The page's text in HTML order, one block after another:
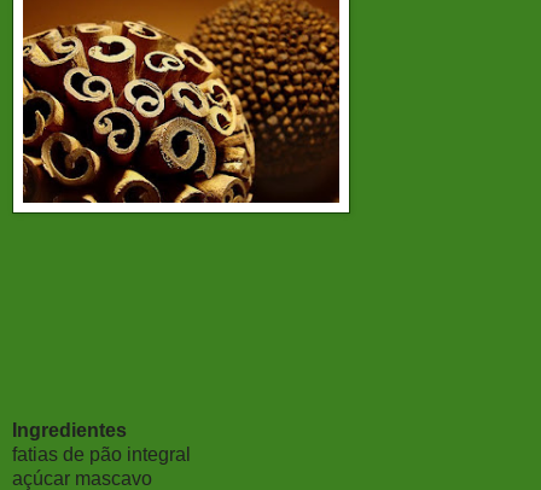
Ingredientes
fatias de pão integral
açúcar mascavo